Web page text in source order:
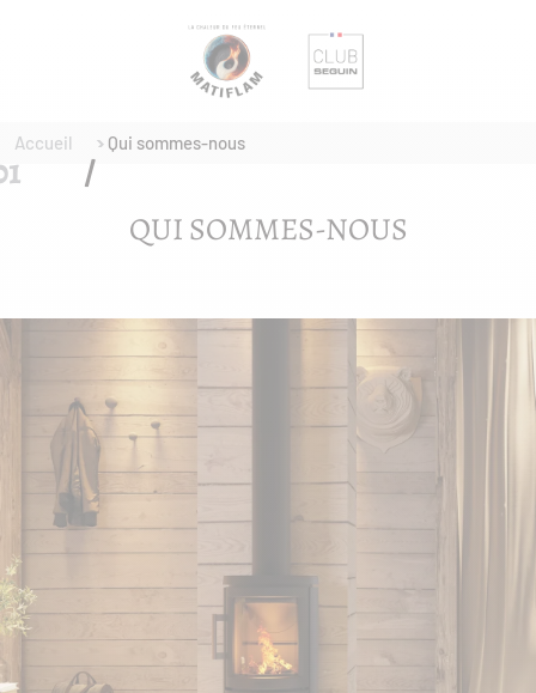
Accueil Qui sommes-nous
QUI SOMMES-NOUS